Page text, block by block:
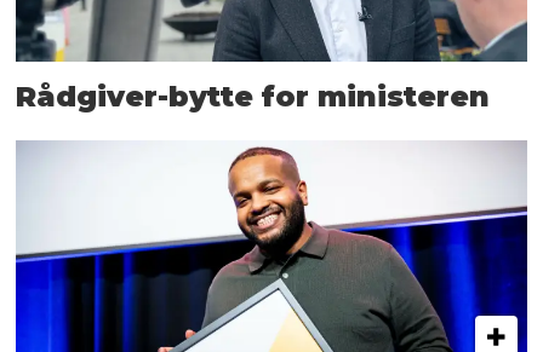
Rådgiver-bytte for ministeren